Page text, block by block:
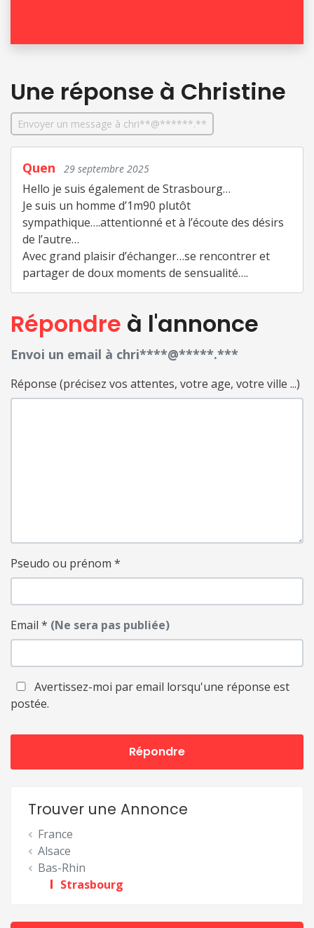
Une réponse à Christine
Envoyer un message à chri**@******.**
Quen 29 septembre 2025
Hello je suis également de Strasbourg…
Je suis un homme d’1m90 plutôt
sympathique….attentionné et à l’écoute des désirs
de l’autre…
Avec grand plaisir d’échanger…se rencontrer et
partager de doux moments de sensualité….
Répondre à l'annonce
Envoi un email à chri****@*****.***
Réponse (précisez vos attentes, votre age, votre ville ...)
Pseudo ou prénom *
Email * (Ne sera pas publiée)
Avertissez-moi par email lorsqu'une réponse est
postée.
Répondre
Trouver une Annonce
France
Alsace
Bas-Rhin
Strasbourg